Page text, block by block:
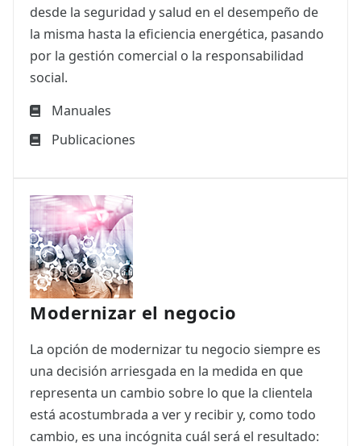
desde la seguridad y salud en el desempeño de
la misma hasta la eficiencia energética, pasando
por la gestión comercial o la responsabilidad
social.
Manuales
Publicaciones
Modernizar el negocio
La opción de modernizar tu negocio siempre es
una decisión arriesgada en la medida en que
representa un cambio sobre lo que la clientela
está acostumbrada a ver y recibir y, como todo
cambio, es una incógnita cuál será el resultado: